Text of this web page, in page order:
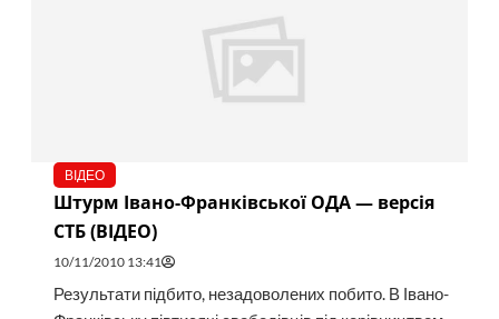
ВІДЕО
Штурм Івано-Франківської ОДА — версія
СТБ (ВІДЕО)
10/11/2010 13:41
Результати підбито, незадоволених побито. В Івано-